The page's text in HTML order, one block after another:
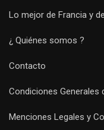
Lo mejor de Francia y
¿ Quiénes somos ?
Contacto
Condiciones Generales
Menciones Legales y